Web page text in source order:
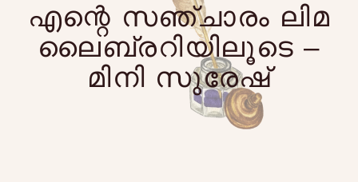
എന്റെ സഞ്ചാരം ലിമ
ലൈബ്രറിയിലൂടെ –
മിനി സുരേഷ്